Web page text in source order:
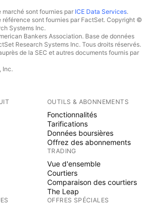
marché sont fournies par ICE Data Services.
référence sont fournies par FactSet. Copyright ©
Systems Inc.
Bankers Association. Base de données
Research Systems Inc. Tous droits réservés.
de la SEC et autres documents fournis par
Inc.
OUTILS & ABONNEMENTS
Fonctionnalités
Tarifications
Données boursières
Offrez des abonnements
TRADING
Vue d'ensemble
Courtiers
Comparaison des courtiers
The Leap
OFFRES SPÉCIALES